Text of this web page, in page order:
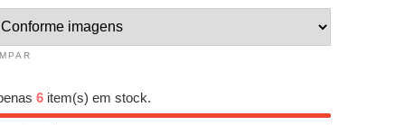
6 item(s) em stock.